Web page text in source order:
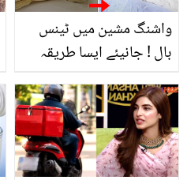
واشنگ مشین میں ٹینس
بال ! جانیئے ایسا طریقہ
جس سے تکیہ کا پرانے سے
پرانا پیلا پن بھی نکلے اور
روئی خراب بھی نہ ہو